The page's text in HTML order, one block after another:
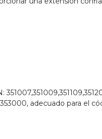
adecuado para el